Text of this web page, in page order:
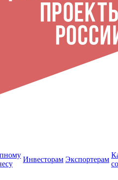
Инвесторам Экспортерам